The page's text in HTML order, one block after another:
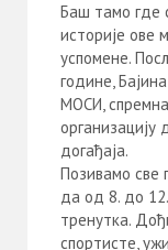
Баш тамо где
историје ове
успомене.
године,
МОСИ,
организацију
догађаја.
Позивамо све
да од 8. до 12.
тренутка.
спортисте,